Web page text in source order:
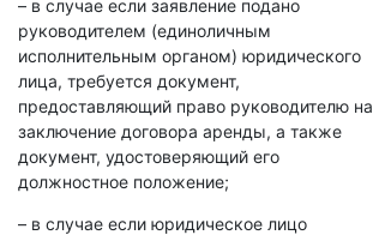
– в случае если заявление подано
руководителем (единоличным
исполнительным органом) юридического
лица, требуется документ,
предоставляющий право руководителю на
заключение договора аренды, а также
документ, удостоверяющий его
должностное положение;
– в случае если юридическое лицо